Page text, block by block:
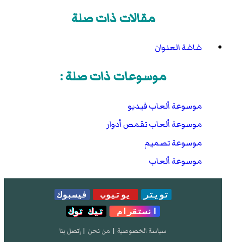
مقالات ذات صلة
شاشة العنوان
موسوعات ذات صلة :
موسوعة ألعاب فيديو
موسوعة ألعاب تقمص أدوار
موسوعة تصميم
موسوعة ألعاب
تويتر يوتيوب
فيسبوك
انستقرام
تيك توك
سياسة الخصوصية | من نحن | إتصل بنا